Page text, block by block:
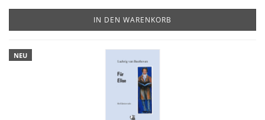
IN DEN WARENKORB
NEU